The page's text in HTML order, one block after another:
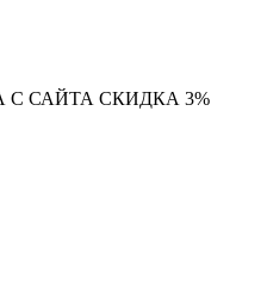
САЙТА СКИДКА 3%